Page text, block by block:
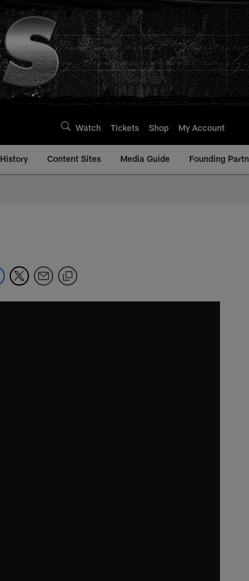
Watch Tickets Shop My Account
History Content Sites Media Guide Founding